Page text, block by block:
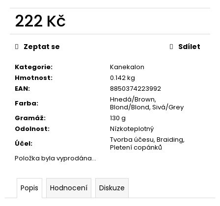
222 Kč
Měrná
cena:
Kategorie:
Kanekalon
Hmotnost:
0.142 kg
EAN:
8850374223992
Farba:
Hnedá/Brown,
Blond/Blond, Sivá/Grey
Gramáž:
130 g
Odolnost:
Nízkoteplotný
Účel:
Tvorba účesu, Braiding,
Pletení copánků
Položka byla vyprodána…
Zeptat se Sdílet
Popis Hodnocení Diskuze
j
m
e